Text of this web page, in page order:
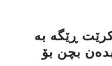
ڕێگە بە
بچن بۆ